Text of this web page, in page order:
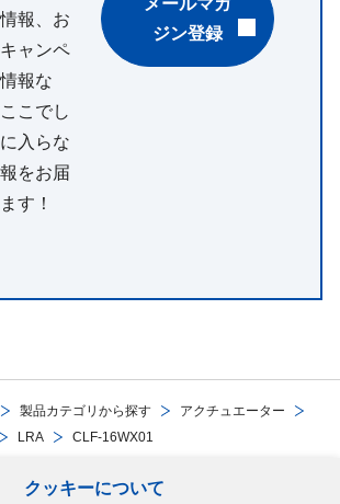
クッキーについて
製品カテゴリから探す
アクチュエーター
LRA CLF-16WX01
報、お
ャンペ
報な
こでし
入らな
をお届
す！
メールマガ
ジン登録